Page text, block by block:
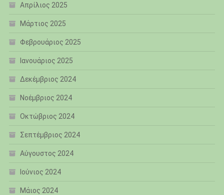
Απρίλιος 2025
Μάρτιος 2025
Φεβρουάριος 2025
Ιανουάριος 2025
Δεκέμβριος 2024
Νοέμβριος 2024
Οκτώβριος 2024
Σεπτέμβριος 2024
Αύγουστος 2024
Ιούνιος 2024
Μάιος 2024